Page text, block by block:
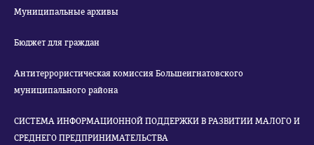
Муниципальные архивы
Бюджет для граждан
Антитеррористическая комиссия Большеигнатовского
муниципального района
СИСТЕМА ИНФОРМАЦИОННОЙ ПОДДЕРЖКИ В РАЗВИТИИ МАЛОГО И
СРЕДНЕГО ПРЕДПРИНИМАТЕЛЬСТВА